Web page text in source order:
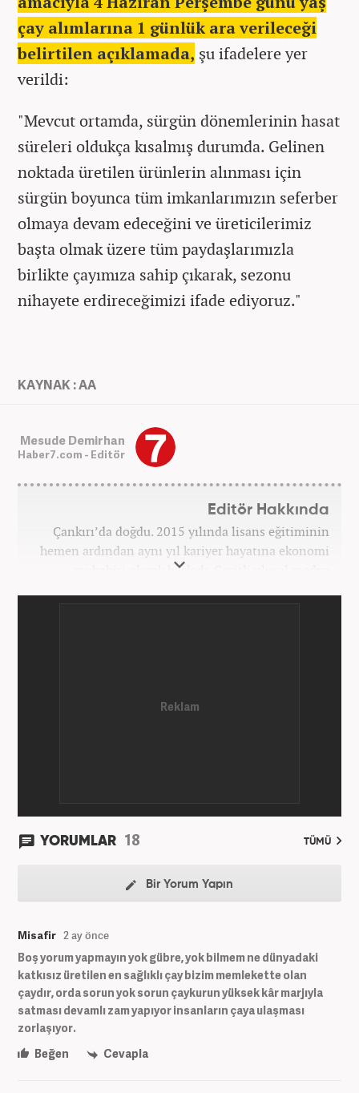
çay alımlarına 1 günlük ara verileceği
belirtilen açıklamada, şu ifadelere yer
verildi:
"Mevcut ortamda, sürgün dönemlerinin hasat
süreleri oldukça kısalmış durumda. Gelinen
noktada üretilen ürünlerin alınması için
sürgün boyunca tüm imkanlarımızın seferber
olmaya devam edeceğini ve üreticilerimiz
başta olmak üzere tüm paydaşlarımızla
birlikte çayımıza sahip çıkarak, sezonu
nihayete erdireceğimizi ifade ediyoruz."
KAYNAK : AA
Mesude Demirhan
Haber7.com - Editör
Editör Hakkında
Çankırı’da doğdu. 2015 yılında lisans eğitiminin
hemen ardından aynı yıl kariyer hayatına ekonomi
muhabiri olarak başladı. Çeşitli ulusal medya
YORUMLAR 18 TÜMÜ
Bir Yorum Yapın
Misafir 2 ay önce
Boş yorum yapmayın yok gübre, yok bilmem ne dünyadaki
katkısız üretilen en sağlıklı çay bizim memlekette olan
çaydır, orda sorun yok sorun çaykurun yüksek kâr marjıyla
satması devamlı zam yapıyor insanların çaya ulaşması
zorlaşıyor.
Beğen
Cevapla